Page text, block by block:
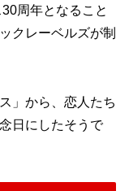
周年となること
クレーベルズが制
」から、恋人たち
日にしたそうで